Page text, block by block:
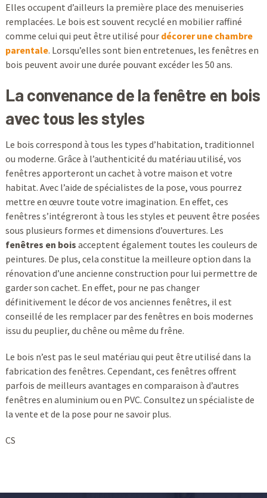
Elles occupent d’ailleurs la première place des menuiseries
remplacées. Le bois est souvent recyclé en mobilier raffiné
comme celui qui peut être utilisé pour décorer une chambre
parentale. Lorsqu’elles sont bien entretenues, les fenêtres en
bois peuvent avoir une durée pouvant excéder les 50 ans.
La convenance de la fenêtre en bois
avec tous les styles
Le bois correspond à tous les types d’habitation, traditionnel
ou moderne. Grâce à l’authenticité du matériau utilisé, vos
fenêtres apporteront un cachet à votre maison et votre
habitat. Avec l’aide de spécialistes de la pose, vous pourrez
mettre en œuvre toute votre imagination. En effet, ces
fenêtres s’intégreront à tous les styles et peuvent être posées
sous plusieurs formes et dimensions d’ouvertures. Les
fenêtres en bois acceptent également toutes les couleurs de
peintures. De plus, cela constitue la meilleure option dans la
rénovation d’une ancienne construction pour lui permettre de
garder son cachet. En effet, pour ne pas changer
définitivement le décor de vos anciennes fenêtres, il est
conseillé de les remplacer par des fenêtres en bois modernes
issu du peuplier, du chêne ou même du frêne.
Le bois n’est pas le seul matériau qui peut être utilisé dans la
fabrication des fenêtres. Cependant, ces fenêtres offrent
parfois de meilleurs avantages en comparaison à d’autres
fenêtres en aluminium ou en PVC. Consultez un spécialiste de
la vente et de la pose pour ne savoir plus.
CS